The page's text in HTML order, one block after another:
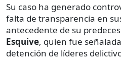
Su caso ha generado
falta de transparencia en
antecedente de su
Esquive, quien fue
detención de líderes